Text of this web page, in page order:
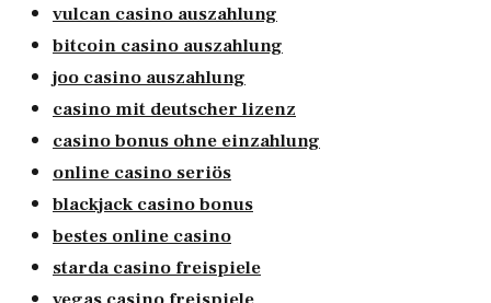
vulcan casino auszahlung
bitcoin casino auszahlung
joo casino auszahlung
casino mit deutscher lizenz
casino bonus ohne einzahlung
online casino seriös
blackjack casino bonus
bestes online casino
starda casino freispiele